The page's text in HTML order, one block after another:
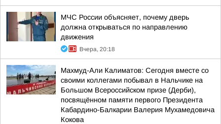
МЧС России объясняет, почему дверь
должна открываться по направлению
движения
Вчера, 20:18
Махмуд-Али Калиматов: Сегодня вместе со
своими коллегами побывал в Нальчике на
Большом Всероссийском призе (Дерби),
посвящённом памяти первого Президента
Кабардино-Балкарии Валерия Мухамедовича
Кокова